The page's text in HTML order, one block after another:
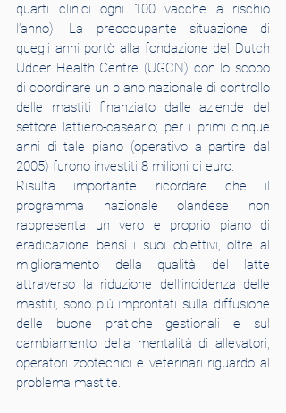
quarti clinici ogni 100 vacche a rischio
l’anno). La preoccupante situazione di
quegli anni portò alla fondazione del Dutch
Udder Health Centre (UGCN) con lo scopo
di coordinare un piano nazionale di controllo
delle mastiti finanziato dalle aziende del
settore lattiero-caseario; per i primi cinque
anni di tale piano (operativo a partire dal
2005) furono investiti 8 milioni di euro.
Risulta importante ricordare che il
programma nazionale olandese non
rappresenta un vero e proprio piano di
eradicazione bensì i suoi obiettivi, oltre al
miglioramento della qualità del latte
attraverso la riduzione dell’incidenza delle
mastiti, sono più improntati sulla diffusione
delle buone pratiche gestionali e sul
cambiamento della mentalità di allevatori,
operatori zootecnici e veterinari riguardo al
problema mastite.